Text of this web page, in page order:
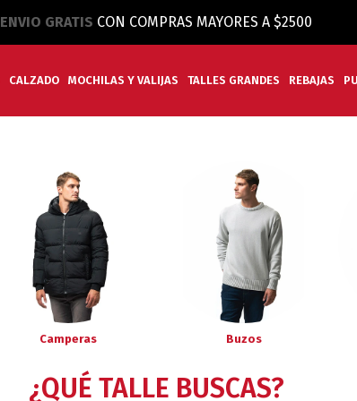
ENVIO GRATIS CON COMPRAS MAYORES A $2500
CALZADO MOCHILAS Y VALIJAS TALLES GRANDES REBAJAS
Camperas Buzos
¿QUÉ TALLE BUSCAS?